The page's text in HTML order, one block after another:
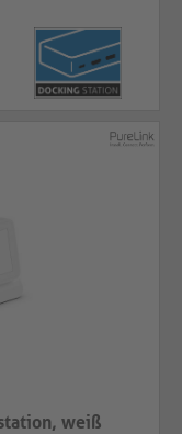
weiß